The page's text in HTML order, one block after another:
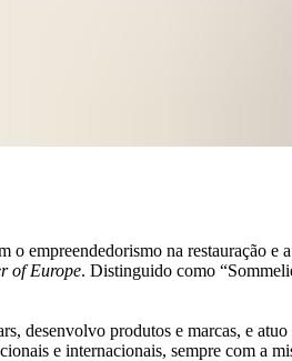
empreendedorismo na restauração
of Europe. Distinguido como
desenvolvo produtos e marcas, e
e internacionais, sempre com a